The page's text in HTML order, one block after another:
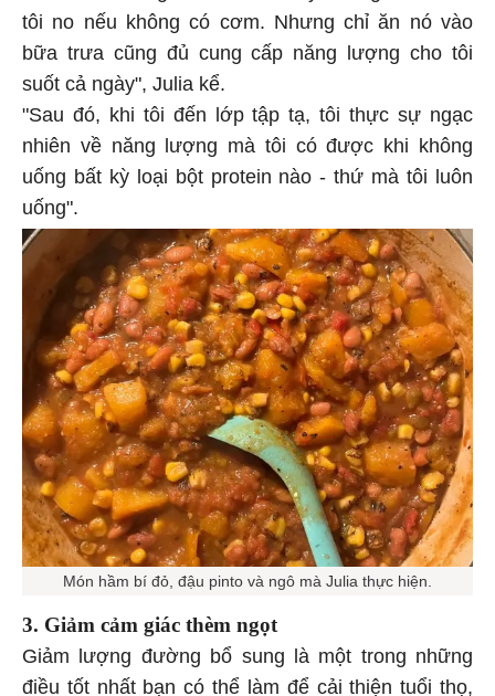
tôi no nếu không có cơm. Nhưng chỉ ăn nó vào
bữa trưa cũng đủ cung cấp năng lượng cho tôi
suốt cả ngày", Julia kể.
"Sau đó, khi tôi đến lớp tập tạ, tôi thực sự ngạc
nhiên về năng lượng mà tôi có được khi không
uống bất kỳ loại bột protein nào - thứ mà tôi luôn
uống".
Món hầm bí đỏ, đậu pinto và ngô mà Julia thực hiện.
3. Giảm cảm giác thèm ngọt
Giảm lượng đường bổ sung là một trong những
điều tốt nhất bạn có thể làm để cải thiện tuổi thọ,